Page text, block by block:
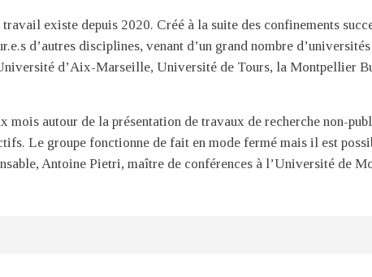
existe depuis 2020. Créé à la suite des confinements
d’autres disciplines, venant d’un grand nombre
d’Aix-Marseille, Université de Tours, la Montpellier
autour de la présentation de travaux de recherche non-
Le groupe fonctionne de fait en mode fermé mais il est
Antoine Pietri, maître de conférences à l’Université de